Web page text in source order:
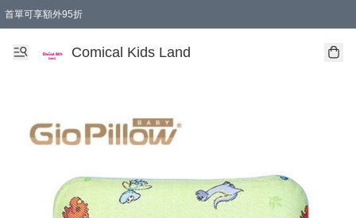
首單可享額外95折
Comical Kids Land